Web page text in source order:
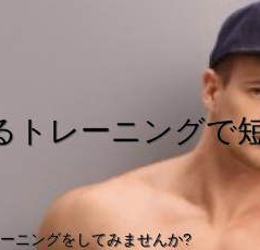
トレーニングで
ニングをしてみませんか?